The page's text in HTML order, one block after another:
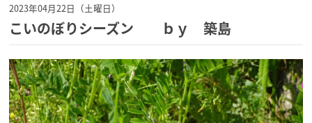
2023年04月22日（土曜日）
こいのぼりシーズン ｂｙ 築島